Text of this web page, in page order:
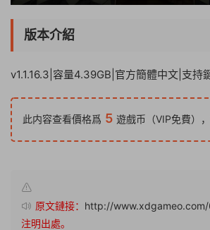
版本介紹
v1.1.16.3|容量4.39GB|官方簡體中文|支持
此内容查看價格爲 5 遊戲币（VIP免費）
原文鏈接： http://
注明出處。